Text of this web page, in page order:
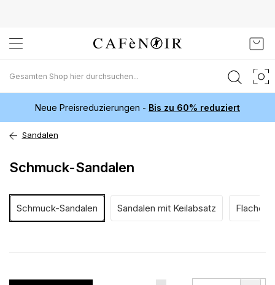
Inhalt
springen
Neue Preisreduzierungen - Bis zu 60% reduziert
Sandalen
Schmuck-Sandalen
Schmuck-Sandalen Sandalen mit Keilabsatz Flache